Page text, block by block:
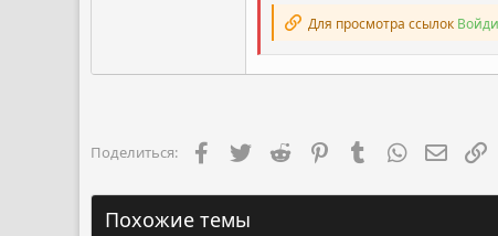
Для просмотра ссылок
Поделиться: FacebookTwitter Reddit PinterestTumblr WhatsApp
Похожие темы